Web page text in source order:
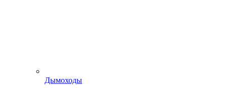
Дымоходы